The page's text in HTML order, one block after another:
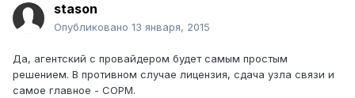
stason
Опубликовано 13 января, 2015
Да, агентский с провайдером будет самым простым
решением. В противном случае лицензия, сдача узла связи и
самое главное - СОРМ.